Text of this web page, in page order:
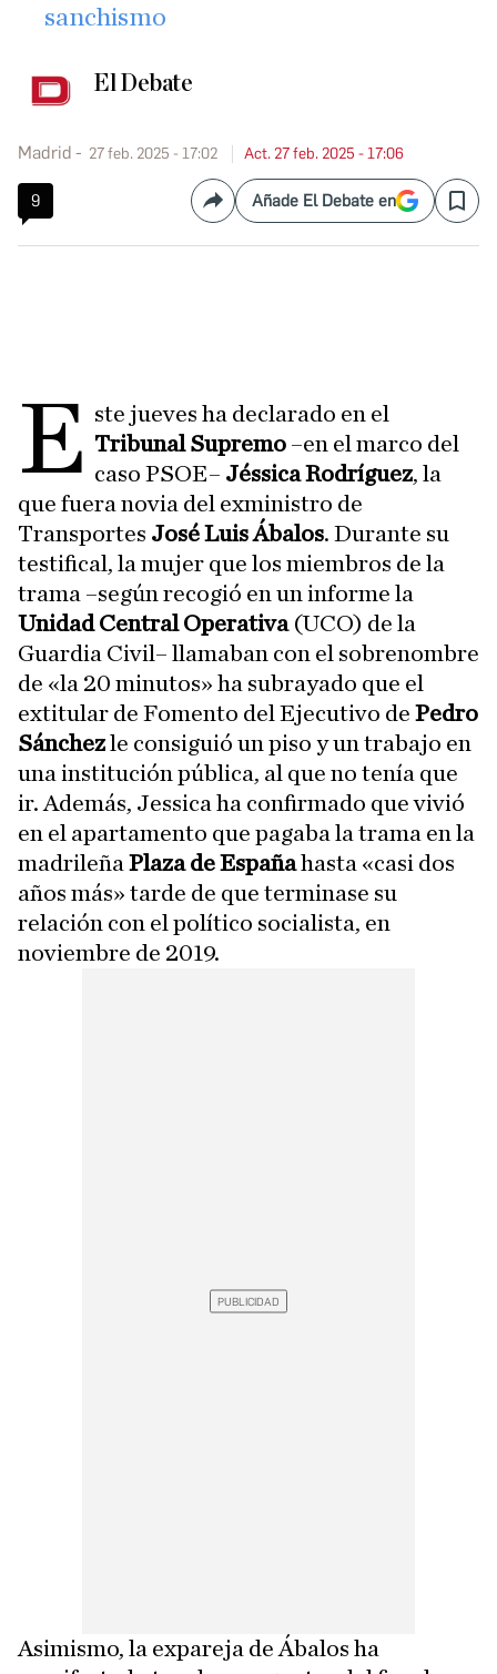
sanchismo
El Debate
Madrid 27 feb. 2025 - 17:02 Act. 27 feb. 2025 - 17:06
9 CompartirAñade El Debate en Save
E ste jueves ha declarado en el
Tribunal Supremo –en el marco del
caso PSOE– Jéssica Rodríguez, la
que fuera novia del exministro de
Transportes José Luis Ábalos. Durante su
testifical, la mujer que los miembros de la
trama –según recogió en un informe la
Unidad Central Operativa(UCO) de la
Guardia Civil– llamaban con el sobrenombre
de «la 20 minutos» ha subrayado que el
extitular de Fomento del Ejecutivo de Pedro
Sánchezle consiguió un piso y un trabajo en
una institución pública, al que no tenía que
ir. Además, Jessica ha confirmado que vivió
en el apartamento que pagaba la trama en la
madrileña Plaza de Españahasta «casi dos
años más» tarde de que terminase su
relación con el político socialista, en
noviembre de 2019.
Asimismo, la expareja de Ábalos ha